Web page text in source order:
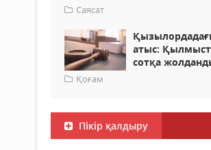
Саясат
атыс:
сотқа
Қоғам
Пікір қалдыру